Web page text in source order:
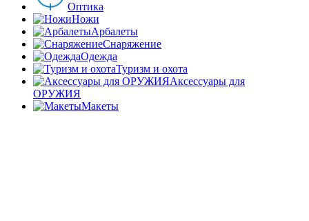
Оптика
Ножи
Арбалеты
Снаряжение
Одежда
Туризм и охота
Аксессуары для
ОРУЖИЯ
Макеты